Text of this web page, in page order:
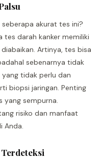
akurat tes ini?
tes darah kanker memiliki
Artinya, tes bisa
sebenarnya tidak
yang tidak perlu dan
biopsi jaringan. Penting
yang sempurna.
risiko dan manfaat
Anda.